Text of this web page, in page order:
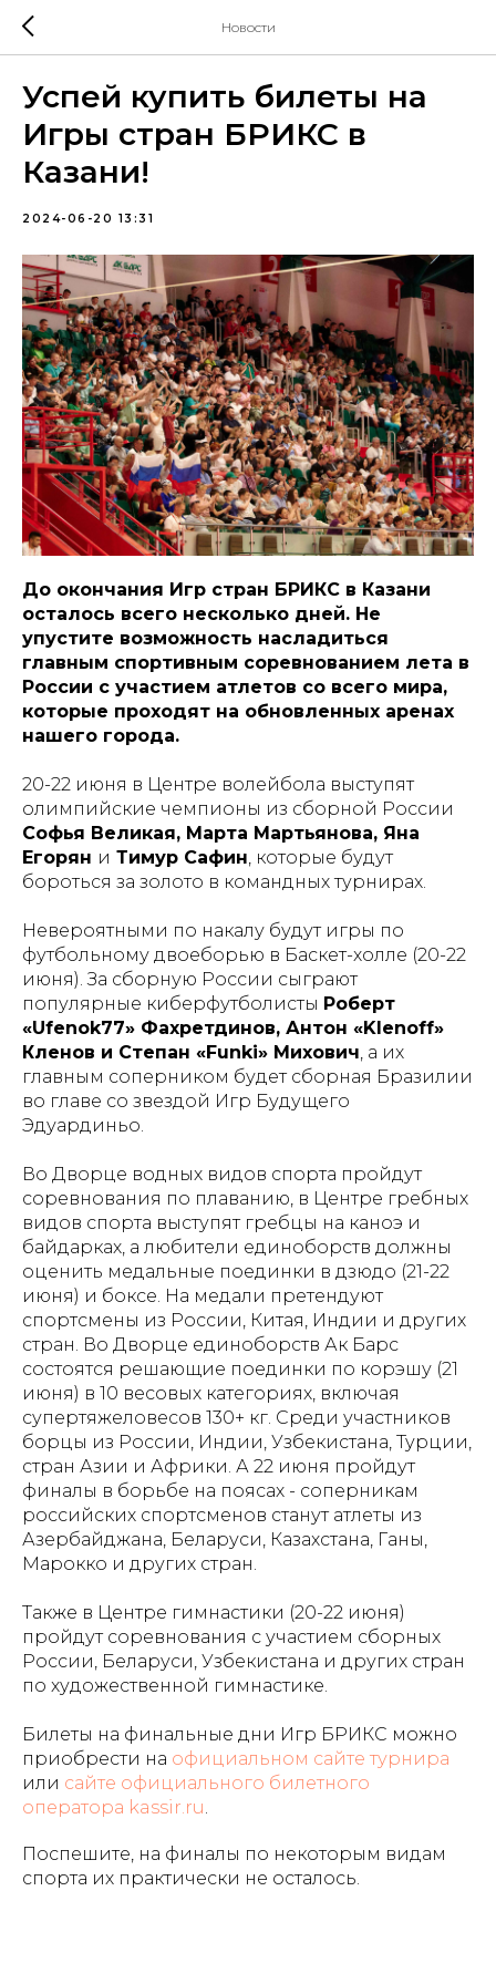
Новости
Успей купить билеты на
Игры стран БРИКС в
Казани!
2024-06-20 13:31
До окончания Игр стран БРИКС в Казани
осталось всего несколько дней. Не
упустите возможность насладиться
главным спортивным соревнованием лета в
России с участием атлетов со всего мира,
которые проходят на обновленных аренах
нашего города.
20-22 июня в Центре волейбола выступят
олимпийские чемпионы из сборной России
Софья Великая, Марта Мартьянова, Яна
Егорян и Тимур Сафин, которые будут
бороться за золото в командных турнирах.
Невероятными по накалу будут игры по
футбольному двоеборью в Баскет-холле (20-22
июня). За сборную России сыграют
популярные киберфутболисты Роберт
«Ufenok77» Фахретдинов, Антон «Klenoff»
Кленов и Степан «Funki» Михович, а их
главным соперником будет сборная Бразилии
во главе со звездой Игр Будущего
Эдуардиньо.
Во Дворце водных видов спорта пройдут
соревнования по плаванию, в Центре гребных
видов спорта выступят гребцы на каноэ и
байдарках, а любители единоборств должны
оценить медальные поединки в дзюдо (21-22
июня) и боксе. На медали претендуют
спортсмены из России, Китая, Индии и других
стран. Во Дворце единоборств Ак Барс
состоятся решающие поединки по корэшу (21
июня) в 10 весовых категориях, включая
супертяжеловесов 130+ кг. Среди участников
борцы из России, Индии, Узбекистана, Турции,
стран Азии и Африки. А 22 июня пройдут
финалы в борьбе на поясах - соперникам
российских спортсменов станут атлеты из
Азербайджана, Беларуси, Казахстана, Ганы,
Марокко и других стран.
Также в Центре гимнастики (20-22 июня)
пройдут соревнования с участием сборных
России, Беларуси, Узбекистана и других стран
по художественной гимнастике.
Билеты на финальные дни Игр БРИКС можно
приобрести на официальном сайте турнира
или сайте официального билетного
оператора kassir.ru.
Поспешите, на финалы по некоторым видам
спорта их практически не осталось.